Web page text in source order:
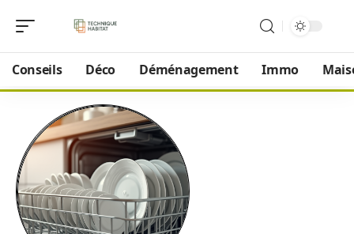
Conseils Déco Déménagement Immo